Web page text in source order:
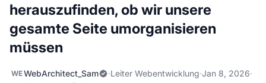
herauszufinden, ob wir unsere
gesamte Seite umorganisieren
müssen
WEWebArchitect_Sam ·Leiter Webentwicklung·Jan 8, 2026·